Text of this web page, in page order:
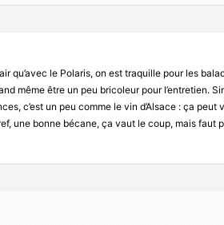
qu’avec le Polaris, on est traquille pour les
même être un peu bricoleur pour l’entretien.
c’est un peu comme le vin d’Alsace : ça
une bonne bécane, ça vaut le coup, mais faut